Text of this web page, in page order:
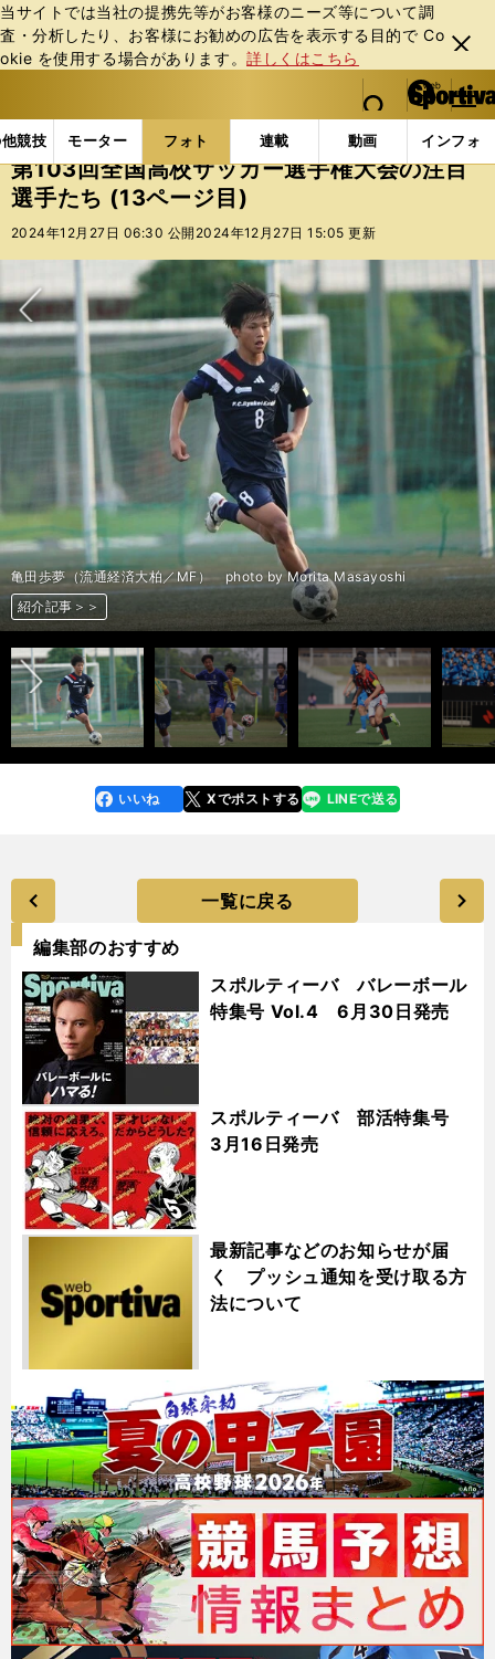
当サイトでは当社の提携先等がお客様のニーズ等について調
査・分析したり、お客様にお勧めの広告を表⽰する⽬的で Co
okie を使⽤する場合があります。詳しくはこちら
閉じ
る
web Sportiva (webスポルティーバ)
検索
マイペ
ー
ジ
メニュ
競技 モーター フォト 連載 動画 インフォ
b
ス
ポ
ル
バ
フォトギャラリー コラムフォト 第103回全国高校
第103回全国高校サッカー選手権大会の注目
選手たち (13ページ目)
2024年12月27日 06:30 公開 2024年12月27日 15:05 更新
次へ
マガリェンス・アルナウド（長崎総科大附／GK） photo by Morita
Masayoshi
藤吉純誠（鹿児島城西／GK） photo by Tsuchiya Masashi
紹介記事＞＞
松田駿（青森山田／GK） photo by Tsuchiya Masashi 紹介記事＞＞
五嶋夏生（大津／DF） photo by Morita Masayoshi 紹介記事＞＞
小沼蒼珠（青森山田／DF） photo by Tsuchiya Masashi
紹介記事＞＞
森奏（堀越／DF） photo by Tsuchiya Masashi 紹介記事＞＞
田所莉旺（帝京／DF） photo by Tsuchiya Masashi 紹介記事＞＞
宮地陸翔（京都橘／DF） photo by Morita Masayoshi 紹介記事＞＞
田中佑磨（佐賀東／DF） photo by Morita Masayoshi 紹介記事＞＞
嶋本悠大（大津／MF） photo by Morita Masayoshi 紹介記事＞＞
大内完介（尚志／MF） photo by Tsuchiya Masashi 紹介記事＞＞
石井陽（前橋育英／MF） photo by Tsuchiya Masashi 紹介記事＞＞
亀田歩夢（流通経済大柏／MF） photo by Morita Masayoshi
紹介記事＞＞
福本一太（阪南大高／MF） photo by Morita Masayoshi
紹介記事＞＞
高岡伶颯（日章学園／FW） photo by Morita Masayoshi
紹介記事＞＞
山下景司（大津／FW） photo by Tsuchiya Masashi 紹介記事＞＞
石川大也（青森山田／FW） photo by Tsuchiya Masashi
紹介記事＞＞
竹花龍生（明秀日立／FW） photo by Tsuchiya Masashi
紹介記事＞＞
オノノジュ慶吏（前橋育英／FW） photo by Tsuchiya Masashi
紹介記事＞＞
加藤隆成（帝京大可児／FW） photo by Morita Masayoshi
紹介記事＞＞
門田翔平（高知／FW） photo by Morita Masayoshi 紹介記事＞＞
トーナメント表1
トーナメント表2
トーナメント表3
トーナメント表4
前へ
faceboo
k
いいね Xでポストする
line LINEで送る
一覧に戻る
編集部のおすすめ
スポルティーバ バレーボール
特集号 Vol.4 6月30日発売
スポルティーバ 部活特集号
3月16日発売
最新記事などのお知らせが届
く プッシュ通知を受け取る方
法について